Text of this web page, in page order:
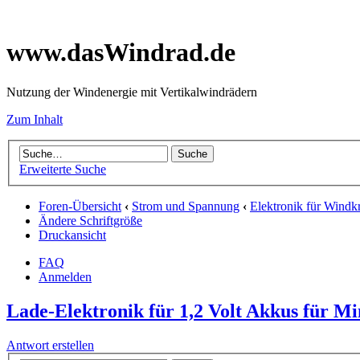
www.dasWindrad.de
Nutzung der Windenergie mit Vertikalwindrädern
Zum Inhalt
Erweiterte Suche
Foren-Übersicht ‹ Strom und Spannung ‹ Elektronik für
Ändere Schriftgröße
Druckansicht
FAQ
Anmelden
Lade-Elektronik für 1,2 Volt Akkus für
Antwort erstellen